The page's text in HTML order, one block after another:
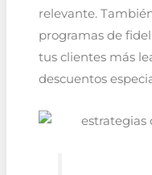
relevante.
programas de
tus clientes más
descuentos